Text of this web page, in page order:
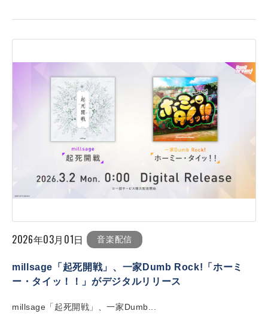
2026年03月01日 音楽配信
millsage「起死開戦」、一家Dumb Rock!「ホーミ
ー・タイッ！！」がデジタルリリース
millsage「起死開戦」、一家Dumb...